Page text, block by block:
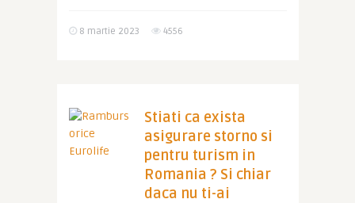
8 martie 2023 4556
Stiati ca exista
asigurare storno si
pentru turism in
Romania ? Si chiar
daca nu ti-ai